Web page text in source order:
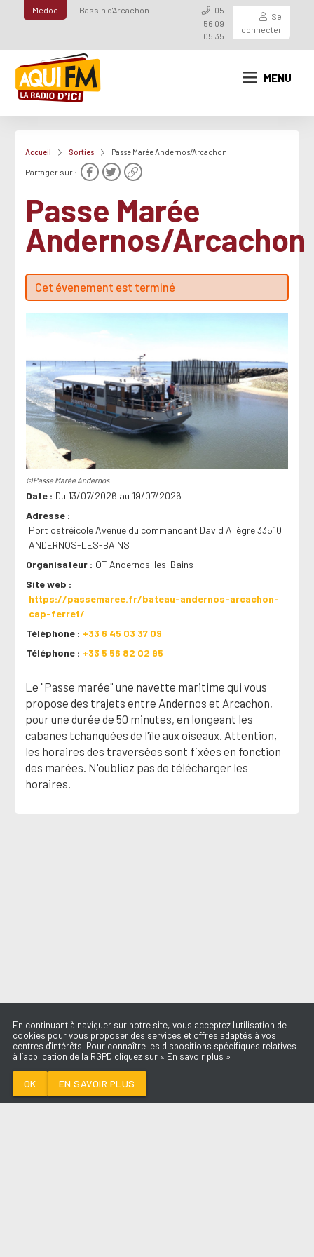
Médoc Bassin d'Arcachon
05
56 09
05 35
Se
connecter
MENU
Accueil Sorties Passe Marée Andernos/Arcachon
Partager sur :
Passe Marée
Andernos/Arcachon
Cet évenement est terminé
©Passe Marée Andernos
Date
Du 13/07/2026 au 19/07/2026
Adresse
Port ostréicole Avenue du commandant David Allègre 33510
ANDERNOS-LES-BAINS
Organisateur
OT Andernos-les-Bains
Site web
https://passemaree.fr/bateau-andernos-arcachon-
cap-ferret/
Téléphone
+33 6 45 03 37 09
Téléphone
+33 5 56 82 02 95
Le "Passe marée" une navette maritime qui vous
propose des trajets entre Andernos et Arcachon,
pour une durée de 50 minutes, en longeant les
cabanes tchanquées de l'île aux oiseaux. Attention,
les horaires des traversées sont fixées en fonction
des marées. N'oubliez pas de télécharger les
horaires.
En continuant à naviguer sur notre site, vous acceptez l'utilisation de
cookies pour vous proposer des services et offres adaptés à vos
centres d'intérêts. Pour connaître les dispositions spécifiques relatives
à l’application de la RGPD cliquez sur « En savoir plus »
OK EN SAVOIR PLUS